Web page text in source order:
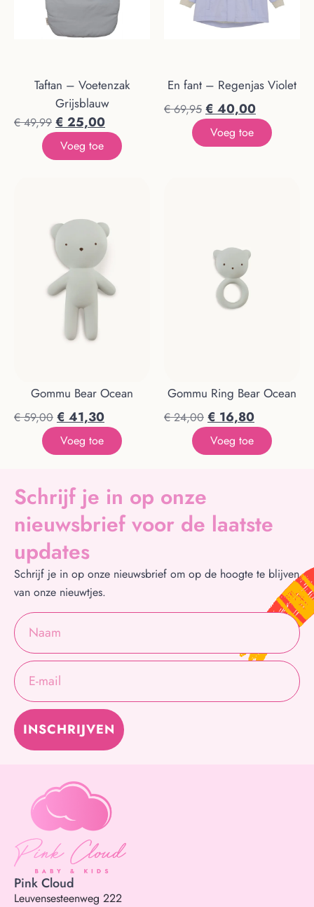
Taftan – Voetenzak
Grijsblauw
€49,99 € 25,00
Voeg toe
En fant – Regenjas Violet
€69,95 € 40,00
Voeg toe
Gommu Bear Ocean
€59,00 € 41,30
Voeg toe
Gommu Ring Bear Ocean
€24,00 € 16,80
Voeg toe
Schrijf je in op onze
nieuwsbrief voor de laatste
updates
Schrijf je in op onze nieuwsbrief om op de hoogte te blijven
van onze nieuwtjes.
INSCHRIJVEN
Pink Cloud
Leuvensesteenweg 222